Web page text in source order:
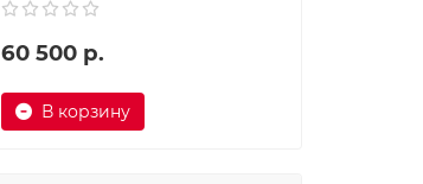
60 500 р.
В корзину